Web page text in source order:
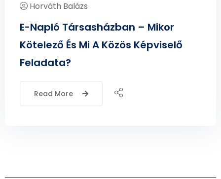
Horváth Balázs
E-Napló Társasházban – Mikor
Kötelező És Mi A Közös Képviselő
Feladata?
Read More